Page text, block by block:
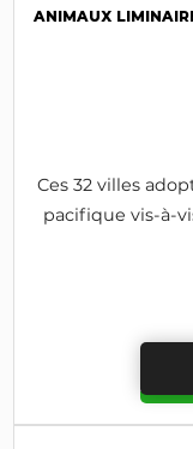
ANIMAUX
Ces 32 villes
pacifique vis-à-